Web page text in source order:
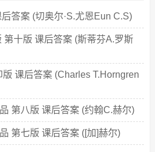
答案 (切奥尔·S.尤恩Eun C.S)
第十版 课后答案 (斯蒂芬A.罗斯
课后答案 (Charles T.Horngren
第八版 课后答案 (约翰C.赫尔)
第七版 课后答案 ([加]赫尔)